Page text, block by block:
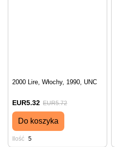
2000 Lire, Włochy, 1990, UNC
EUR5.32 EUR5.72
Do koszyka
Ilość 5